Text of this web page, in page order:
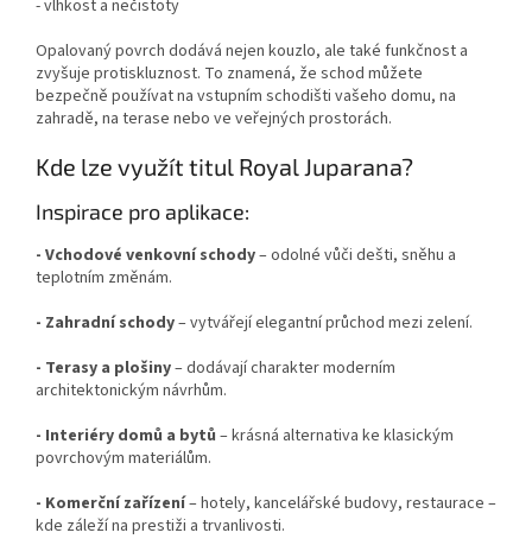
- vlhkost a nečistoty
Opalovaný povrch dodává nejen kouzlo, ale také funkčnost a
zvyšuje protiskluznost. To znamená, že schod můžete
bezpečně používat na vstupním schodišti vašeho domu, na
zahradě, na terase nebo ve veřejných prostorách.
Kde lze využít titul Royal Juparana?
Inspirace pro aplikace:
- Vchodové venkovní schody– odolné vůči dešti, sněhu a
teplotním změnám.
- Zahradní schody– vytvářejí elegantní průchod mezi zelení.
- Terasy a plošiny– dodávají charakter moderním
architektonickým návrhům.
- Interiéry domů a bytů – krásná alternativa ke klasickým
povrchovým materiálům.
- Komerční zařízení– hotely, kancelářské budovy, restaurace –
kde záleží na prestiži a trvanlivosti.